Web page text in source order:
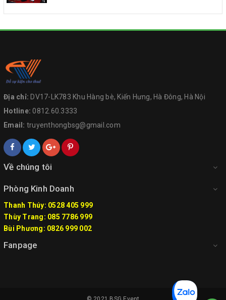
Địa chỉ: DV17-LK783 Khu Hàng bè, Kiến Hưng, Hà Đông, Hà Nội
Hotline:0812.60.3333
Email: truyenthongbsg@gmail.com
Về chúng tôi
Phòng Kinh Doanh
Thanh Thúy: 0528 405 999
Thùy Trang: 085 7786 999
Bùi Phương: 0826 999 002
Fanpage